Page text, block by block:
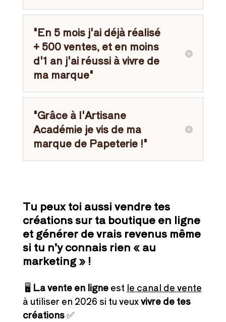
"En 5 mois j'ai déjà réalisé
+ 500 ventes, et en moins
d'1 an j'ai réussi à vivre de
ma marque"
"Grâce à l'Artisane
Académie je vis de ma
marque de Papeterie !"
Tu peux toi aussi vendre tes
créations sur ta boutique en ligne
et générer de vrais revenus même
si tu n’y connais rien « au
marketing » !
🖥️ La vente en ligneest le canal de vente
à utiliser en 2026 si tu veuxvivre de tes
créations✅